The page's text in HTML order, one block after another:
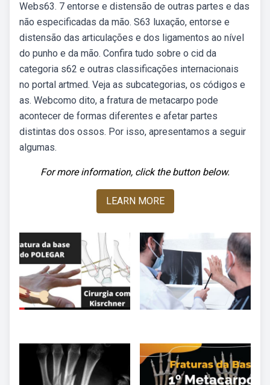
Webs63. 7 entorse e distensão de outras partes e das
não especificadas da mão. S63 luxação, entorse e
distensão das articulações e dos ligamentos ao nível
do punho e da mão. Confira tudo sobre o cid da
categoria s62 e outras classificações internacionais
no portal artmed. Veja as subcategorias, os códigos e
as. Webcomo dito, a fratura de metacarpo pode
acontecer de formas diferentes e afetar partes
distintas dos ossos. Por isso, apresentamos a seguir
algumas.
For more information, click the button below.
LEARN MORE